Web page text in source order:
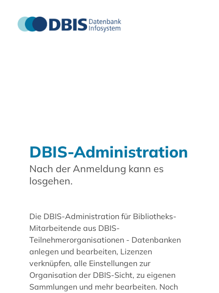
DBIS-Administration
Nach der Anmeldung kann es
losgehen.
Die DBIS-Administration für Bibliotheks-
Mitarbeitende aus DBIS-
Teilnehmerorganisationen - Datenbanken
anlegen und bearbeiten, Lizenzen
verknüpfen, alle Einstellungen zur
Organisation der DBIS-Sicht, zu eigenen
Sammlungen und mehr bearbeiten. Noch